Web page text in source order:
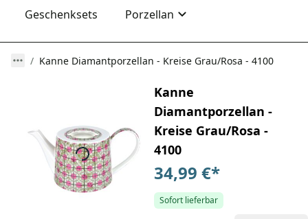
Geschenksets
Porzellan
Kanne Diamantporzellan - Kreise Grau/Rosa - 4100
Kanne
Diamantporzellan -
Kreise Grau/Rosa -
4100
34,99 €*
Sofort lieferbar